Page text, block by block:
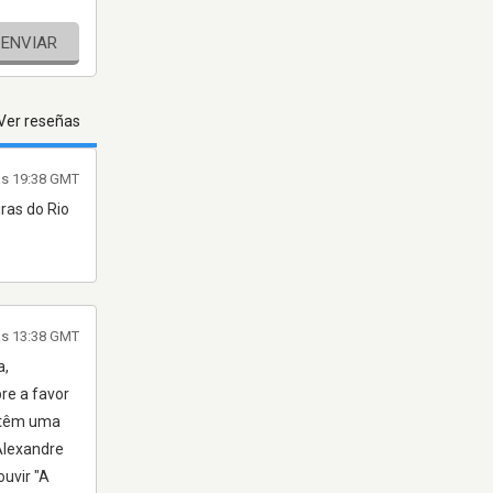
ENVIAR
reseñas
do Rio
19:38 GMT
a favor
uma
"A
13:38 GMT